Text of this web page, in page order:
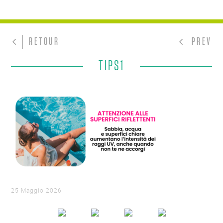
RETOUR PREV
TIPS1
25 Maggio 2026